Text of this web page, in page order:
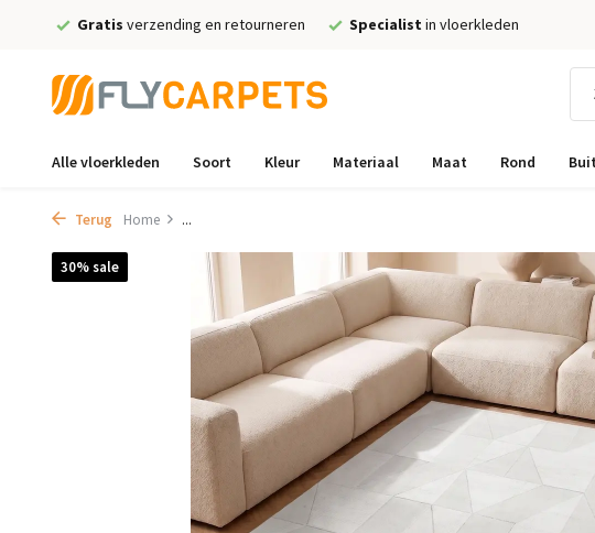
Gratis verzending en retourneren Specialist in vloerkleden
Alle vloerkleden Soort Kleur Materiaal Maat Rond
Terug Home ...
30% sale